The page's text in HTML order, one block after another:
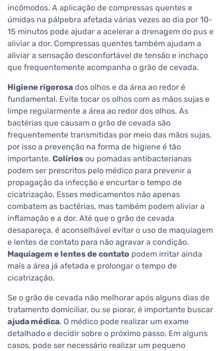
incômodos. A aplicação de compressas quentes e
úmidas na pálpebra afetada várias vezes ao dia por 10-
15 minutos pode ajudar a acelerar a drenagem do pus e
aliviar a dor. Compressas quentes também ajudam a
aliviar a sensação desconfortável de tensão e inchaço
que frequentemente acompanha o grão de cevada.
Higiene rigorosa dos olhos e da área ao redor é
fundamental. Evite tocar os olhos com as mãos sujas e
limpe regularmente a área ao redor dos olhos. As
bactérias que causam o grão de cevada são
frequentemente transmitidas por meio das mãos sujas,
por isso a prevenção na forma de higiene é tão
importante. Colírios ou pomadas antibacterianas
podem ser prescritos pelo médico para prevenir a
propagação da infecção e encurtar o tempo de
cicatrização. Esses medicamentos não apenas
combatem as bactérias, mas também podem aliviar a
inflamação e a dor. Até que o grão de cevada
desapareça, é aconselhável evitar o uso de maquiagem
e lentes de contato para não agravar a condição.
Maquiagem e lentes de contato podem irritar ainda
mais a área já afetada e prolongar o tempo de
cicatrização.
Se o grão de cevada não melhorar após alguns dias de
tratamento domiciliar, ou se piorar, é importante buscar
ajuda médica. O médico pode realizar um exame
detalhado e decidir sobre o próximo passo. Em alguns
casos, pode ser necessário realizar um pequeno